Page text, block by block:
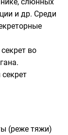
и др. Среди
во
(реже тяжи)